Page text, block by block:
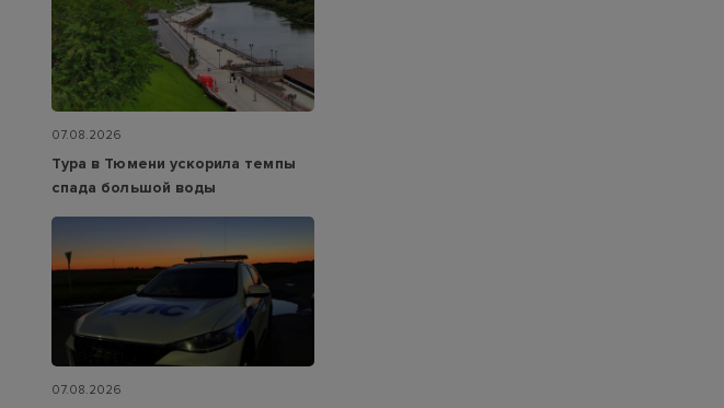
07.08.2026
Тура в Тюмени ускорила темпы
спада большой воды
07.08.2026